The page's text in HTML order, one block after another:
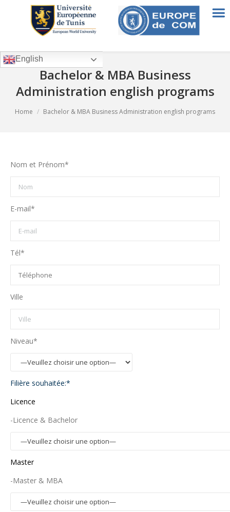
Bachelor & MBA Business
Administration english programs
You are here:
Home Bachelor & MBA Business Administration english programs
Nom et Prénom*
E-mail*
Tél*
Ville
Niveau*
Filière souhaitée:*
Licence
-Licence & Bachelor
Master
-Master & MBA
English